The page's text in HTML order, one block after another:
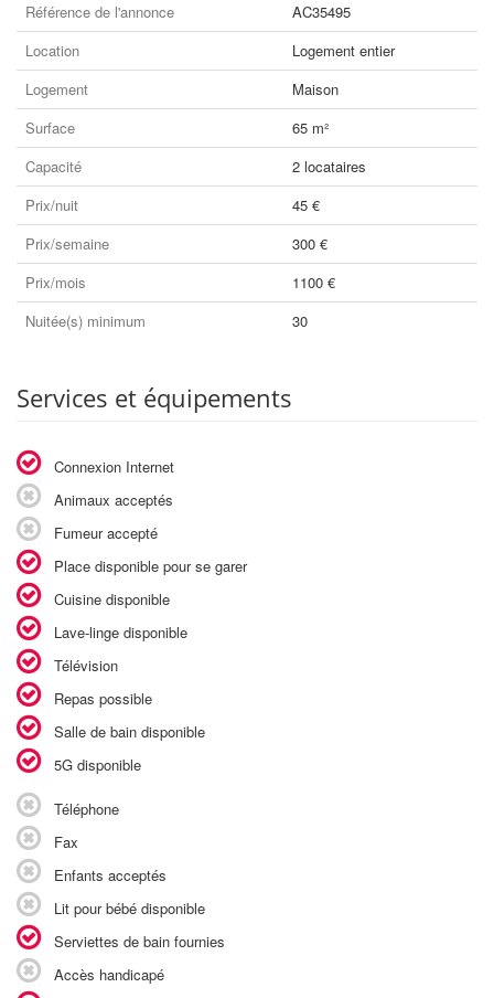
Référence de l'annonce
AC35495
Location
Logement entier
Logement
Maison
Surface
65 m²
Capacité
2 locataires
Prix/nuit
45 €
Prix/semaine
300 €
Prix/mois
1100 €
Nuitée(s) minimum
30
Services et équipements
Connexion Internet
Animaux acceptés
Fumeur accepté
Place disponible pour se garer
Cuisine disponible
Lave-linge disponible
Télévision
Repas possible
Salle de bain disponible
5G disponible
Téléphone
Fax
Enfants acceptés
Lit pour bébé disponible
Serviettes de bain fournies
Accès handicapé